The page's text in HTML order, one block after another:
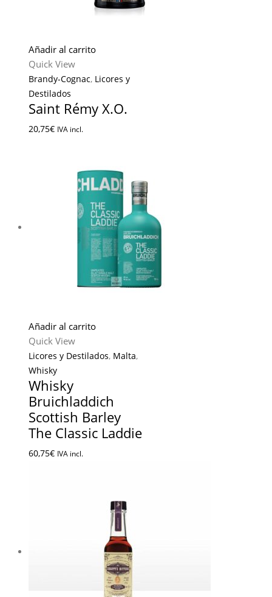
Añadir al carrito
Quick View
Brandy-Cognac, Licores y
Destilados
Saint Rémy X.O.
20,75€ IVA incl.
Añadir al carrito
Quick View
Licores y Destilados, Malta,
Whisky
Whisky
Bruichladdich
Scottish Barley
The Classic Laddie
60,75€ IVA incl.